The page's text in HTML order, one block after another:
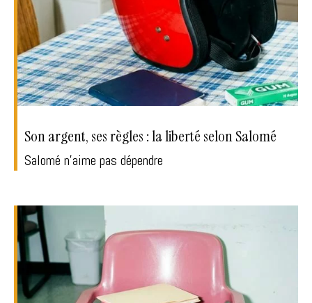
Son argent, ses règles : la liberté selon Salomé
Salomé n’aime pas dépendre